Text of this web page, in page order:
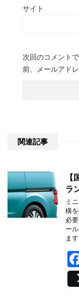
サイト
次回のコメント
前、メールアド
関連記事
【
ラ
ミ
構
必
ー
ま